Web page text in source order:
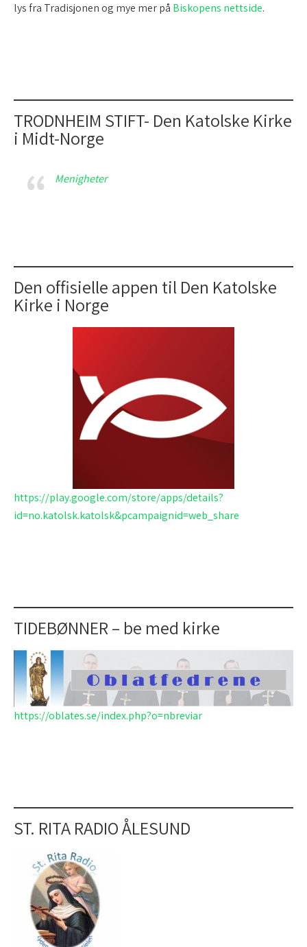
lys fra Tradisjonen og mye mer på Biskopens nettside.
TRODNHEIM STIFT- Den Katolske Kirke
i Midt-Norge
Menigheter
Den offisielle appen til Den Katolske
Kirke i Norge
https://play.google.com/store/apps/details?
id=no.katolsk.katolsk&pcampaignid=web_share
TIDEBØNNER – be med kirke
https://oblates.se/index.php?o=nbreviar
ST. RITA RADIO ÅLESUND